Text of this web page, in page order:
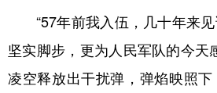
广东 海
四川 贵州
陕西 甘肃 青
“57年前我入伍，几十年来见
坚实脚步，更为人民军队的今天
凌空释放出干扰弹，弹焰映照